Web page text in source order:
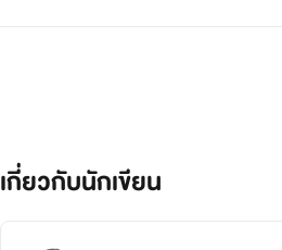
เกี่ยวกับนักเขียน